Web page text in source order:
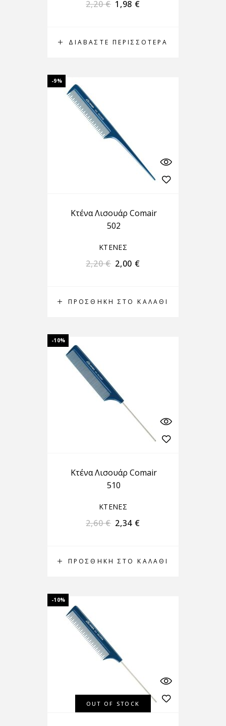
ΔΙΑΒΆΣΤΕ ΠΕΡΙΣΣΌΤΕΡΑ
2,20€ 1,98 €
-9%
ΠΡΟΣΘΉΚΗ ΣΤΟ ΚΑΛΆΘΙ
Κτένα Λισουάρ Comair
502
ΚΤΕΝΕΣ
2,20€ 2,00 €
-10%
ΠΡΟΣΘΉΚΗ ΣΤΟ ΚΑΛΆΘΙ
Κτένα Λισουάρ Comair
510
ΚΤΕΝΕΣ
2,60€ 2,34 €
-10%
OUT OF STOCK